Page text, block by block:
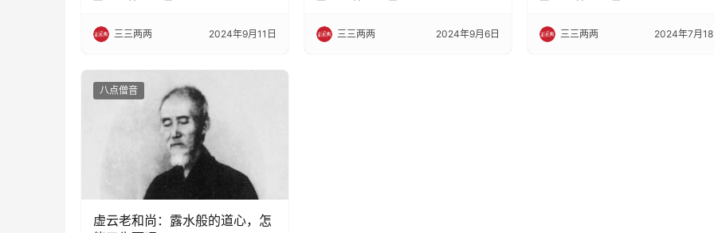
三三两两 2024年9月11日 三三两两 2024年9月6日 三三两两 2024年7月
八点僧音
虚云老和尚：露水般的道心，怎